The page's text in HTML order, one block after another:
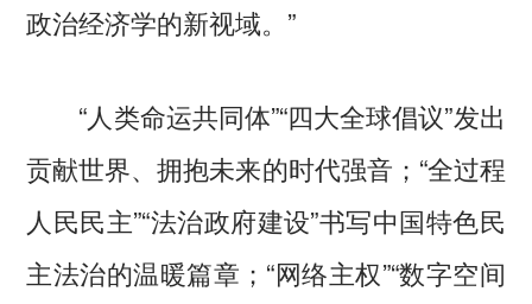
政治经济学的新视域。”
“人类命运共同体”“四大全球倡议”发出
贡献世界、拥抱未来的时代强音；“全过程
人民民主”“法治政府建设”书写中国特色民
主法治的温暖篇章；“网络主权”“数字空间